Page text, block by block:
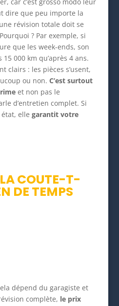
dire que peu importe la
révision totale doit se
? Par exemple, si
que les week-ends, son
000 km qu’après 4 ans.
clairs : les pièces s’usent,
ou non. C’est surtout
et non pas le
d’entretien complet. Si
elle garantit votre
COUTE-T-
DE TEMPS
dépend du garagiste et
complète, le prix